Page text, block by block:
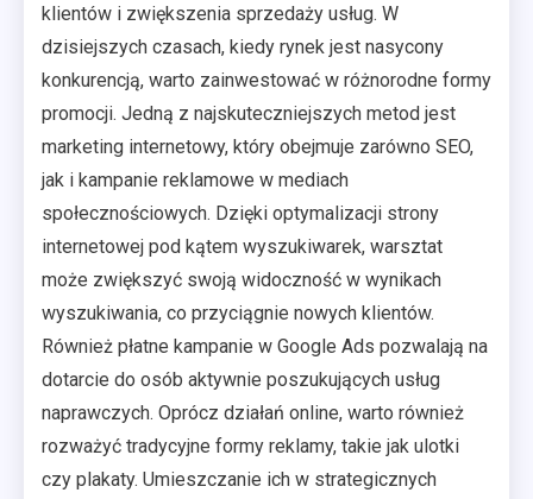
klientów i zwiększenia sprzedaży usług. W
dzisiejszych czasach, kiedy rynek jest nasycony
konkurencją, warto zainwestować w różnorodne formy
promocji. Jedną z najskuteczniejszych metod jest
marketing internetowy, który obejmuje zarówno SEO,
jak i kampanie reklamowe w mediach
społecznościowych. Dzięki optymalizacji strony
internetowej pod kątem wyszukiwarek, warsztat
może zwiększyć swoją widoczność w wynikach
wyszukiwania, co przyciągnie nowych klientów.
Również płatne kampanie w Google Ads pozwalają na
dotarcie do osób aktywnie poszukujących usług
naprawczych. Oprócz działań online, warto również
rozważyć tradycyjne formy reklamy, takie jak ulotki
czy plakaty. Umieszczanie ich w strategicznych